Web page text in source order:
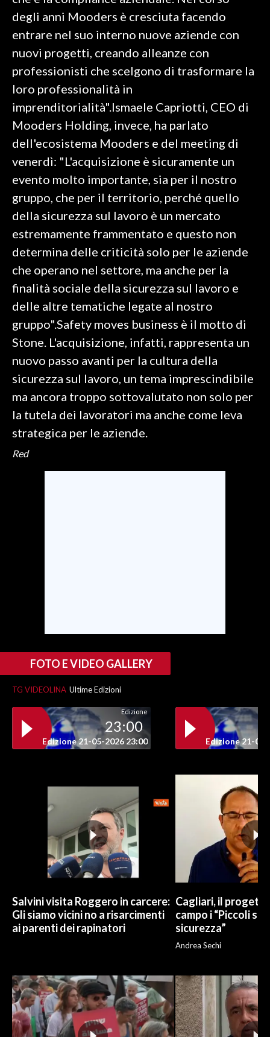
ANNUNCI
NECROLOGI
PUBBLICITÀ
SPIAGGE
STORE
degli anni Mooders è cresciuta facendo
entrare nel suo interno nuove aziende con
nuovi progetti, creando alleanze con
professionisti che scelgono di trasformare la
loro professionalità in
imprenditorialità".Ismaele Capriotti, CEO di
Mooders Holding, invece, ha parlato
dell'ecosistema Mooders e del meeting di
venerdì: "L'acquisizione è sicuramente un
evento molto importante, sia per il nostro
gruppo, che per il territorio, perché quello
della sicurezza sul lavoro è un mercato
estremamente frammentato e questo non
determina delle criticità solo per le aziende
che operano nel settore, ma anche per la
finalità sociale della sicurezza sul lavoro e
delle altre tematiche legate al nostro
gruppo".Safety moves business è il motto di
Stone. L'acquisizione, infatti, rappresenta un
nuovo passo avanti per la cultura della
sicurezza sul lavoro, un tema imprescindibile
ma ancora troppo sottovalutato non solo per
la tutela dei lavoratori ma anche come leva
strategica per le aziende.
Red
FOTO E VIDEO GALLERY
TG VIDEOLINA Ultime Edizioni
Edizione
23:00
Edizione 21-05-2026 23:00 Edizione 21-05-
Salvini visita Roggero in carcere:
Gli siamo vicini no a risarcimenti
ai parenti dei rapinatori
Cagliari, il
campo i “Piccoli
sicurezza”
Andrea Sechi